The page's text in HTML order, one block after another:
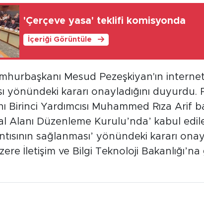
'Çerçeve yasa' teklifi komisyonda
İçeriği Görüntüle
Mesud Pezeşkiyan'ın
yönündeki kararı onayladığını duyurdu.
Birinci Yardımcısı Muhammed Rıza Arif
Alanı Düzenleme Kurulu’nda’ kabul
sağlanması’ yönündeki kararı
İletişim ve Bilgi Teknoloji